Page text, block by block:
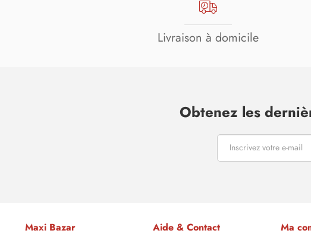
Livraison à domicile
Obtenez les
Maxi Bazar Aide & Contact Ma